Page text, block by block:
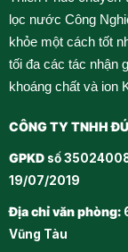
lọc nước Công
khỏe một cách tốt
tối đa các tác nhận
khoáng chất và ion
CÔNG TY TNHH
GPKDsố
19/07/2019
Địa chỉ văn phòng:
Vũng Tàu